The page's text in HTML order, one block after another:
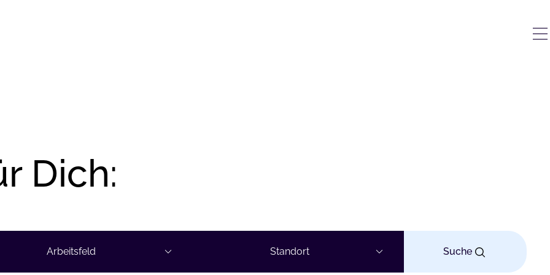
Dich:
Arbeitsfeld Standort Suche